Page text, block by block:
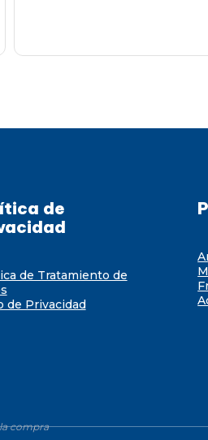
compra
de
de Tratamiento de
de Privacidad